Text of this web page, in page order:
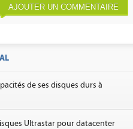
AJOUTER UN COMMENTAIRE
de ses disques durs à
Ultrastar pour datacenter